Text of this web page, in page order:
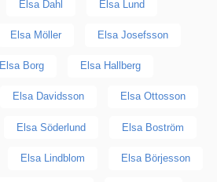
Elsa Dahl Elsa Lund
Elsa Möller Elsa Josefsson
Elsa Borg Elsa Hallberg
Elsa Davidsson Elsa Ottosson
Elsa Söderlund Elsa Boström
Elsa Lindblom Elsa Börjesson